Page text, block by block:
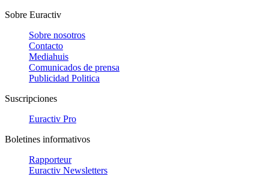
Sobre Euractiv
Sobre nosotros
Contacto
Mediahuis
Comunicados de prensa
Publicidad Politica
Suscripciones
Euractiv Pro
Boletines informativos
Rapporteur
Euractiv Newsletters